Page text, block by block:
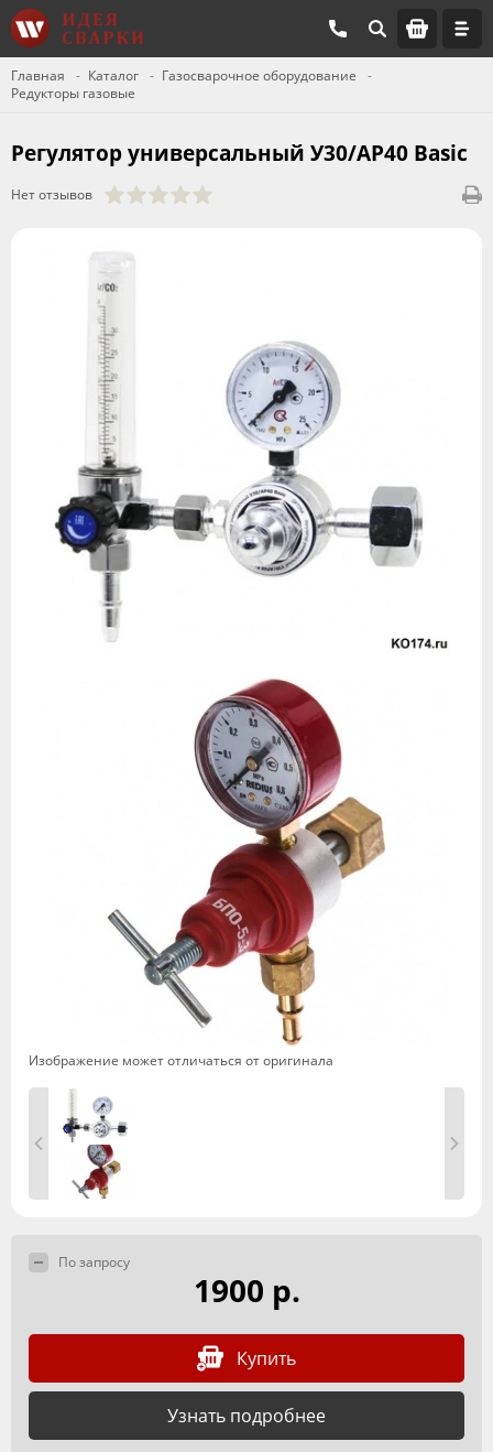
Главная Каталог
Газосварочное оборудование
Редукторы газовые
Регулятор универсальный У30/АР40 Basic
Нет отзывов
Изображение может отличаться от оригинала
По запросу
1900 р.
Купить
Узнать подробнее